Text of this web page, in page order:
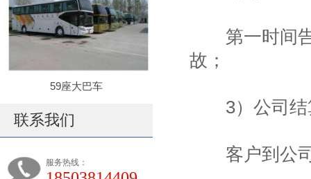
59座大巴车
联系我们
服务热线：
第一时间告
故；
3）公司结
客户到公司